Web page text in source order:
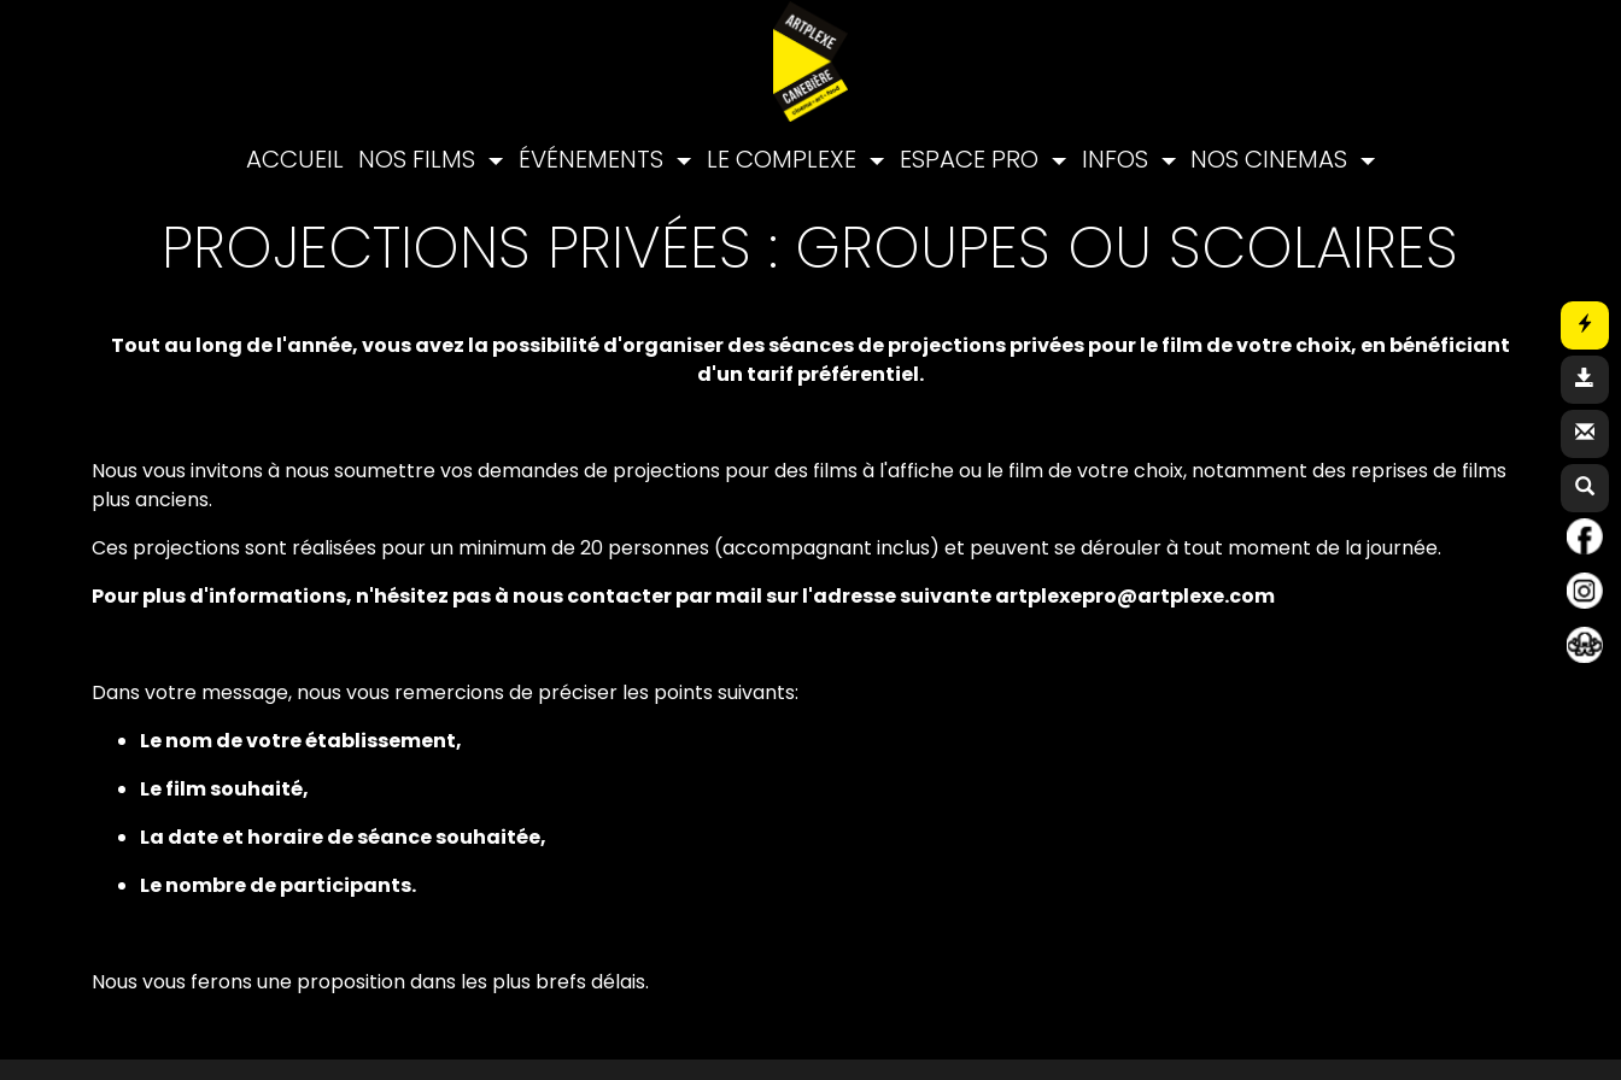
ACCUEIL NOS FILMS ÉVÉNEMENTS LE COMPLEXE ESPACE PRO INFOS NOS CINEMAS
PROJECTIONS PRIVÉES : GROUPES OU SCOLAIRES
Tout au long de l'année, vous avez la possibilité d'organiser des séances de projections privées pour le film de votre choix, en bénéficiant
d'un tarif préférentiel.
Nous vous invitons à nous soumettre vos demandes de projections pour des films à l'affiche ou le film de votre choix, notamment des reprises de films
plus anciens.
Ces projections sont réalisées pour un minimum de 20 personnes (accompagnant inclus) et peuvent se dérouler à tout moment de la journée.
Pour plus d'informations, n'hésitez pas à nous contacter par mail sur l'adresse suivante artplexepro@artplexe.com
Dans votre message, nous vous remercions de préciser les points suivants:
Le nom de votre établissement,
Le film souhaité,
La date et horaire de séance souhaitée,
Le nombre de participants.
Nous vous ferons une proposition dans les plus brefs délais.